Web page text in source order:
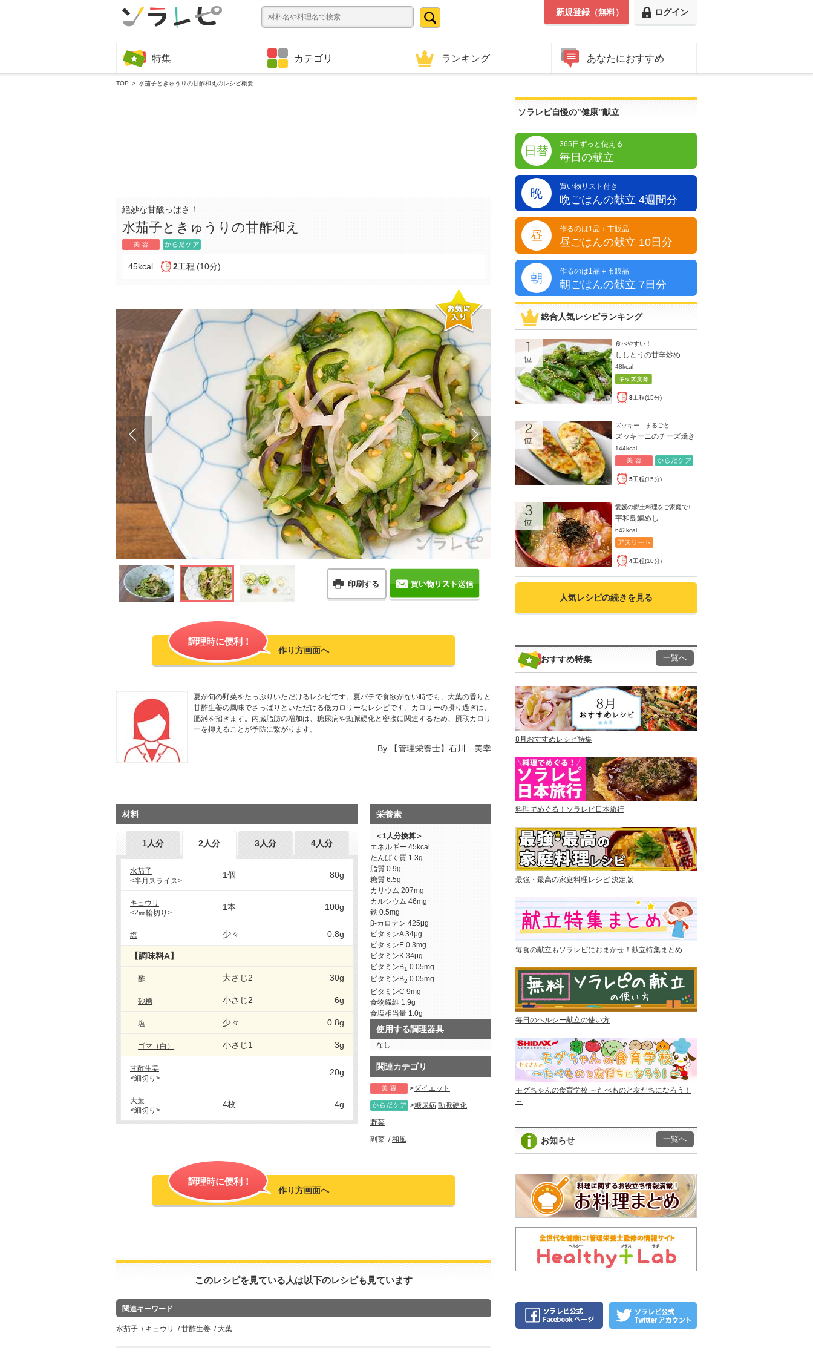
ログイン
新規登録（無料）
特集 カテゴリ ランキング あなたにおすすめ
TOP 水茄子ときゅうりの甘酢和えのレシピ概要
絶妙な甘酸っぱさ！
水茄子ときゅうりの甘酢和え
45kcal 2工程 (10分)
印刷する
調理時に便利！
作り方画面へ
夏が旬の野菜をたっぷりいただけるレシピです。夏バテで食欲がない時でも、大葉の香りと
甘酢生姜の風味でさっぱりといただける低カロリーなレシピです。カロリーの摂り過ぎは、
肥満を招きます。内臓脂肪の増加は、糖尿病や動脈硬化と密接に関連するため、摂取カロリ
ーを抑えることが予防に繋がります。
By 【管理栄養士】石川 美幸
材料
1人分 2人分 3人分 4人分
水茄子
<半月スライス>
1個 80g
キュウリ
<2㎜輪切り>
1本 100g
塩 少々 0.8g
【調味料A】
酢 大さじ2 30g
砂糖 小さじ2 6g
塩 少々 0.8g
ゴマ（白） 小さじ1 3g
甘酢生姜
<細切り>
20g
大葉
<細切り>
4枚 4g
栄養素
＜1人分換算＞
エネルギー 45kcal
たんぱく質 1.3g
脂質 0.9g
糖質 6.5g
カリウム 207mg
カルシウム 46mg
鉄 0.5mg
β-カロテン 425μg
ビタミンA 34μg
ビタミンE 0.3mg
ビタミンK 34μg
ビタミンB1 0.05mg
ビタミンB2 0.05mg
ビタミンC 9mg
食物繊維 1.9g
食塩相当量 1.0g
使用する調理器具
なし
関連カテゴリ
ダイエット
糖尿病 動脈硬化
野菜
副菜
和風
調理時に便利！
作り方画面へ
このレシピを見ている人は以下のレシピも見ています
関連キーワード
水茄子 キュウリ 甘酢生姜 大葉
ソラレピ自慢の"健康"献立
日替 365日ずっと使える
毎日の献立
晩 買い物リスト付き
晩ごはんの献立 4週間分
昼 作るのは1品＋市販品
昼ごはんの献立 10日分
朝 作るのは1品＋市販品
朝ごはんの献立 7日分
総合人気レシピランキング
食べやすい！
ししとうの甘辛炒め
48kcal
3工程(15分)
ズッキーニまるごと
ズッキーニのチーズ焼き
144kcal
5工程(15分)
愛媛の郷土料理をご家庭で♪
宇和島鯛めし
642kcal
4工程(10分)
人気レシピの続きを見る
おすすめ特集 一覧へ
8月おすすめレシピ特集
料理でめぐる！ソラレピ日本旅行
最強・最高の家庭料理レシピ 決定版
毎食の献立もソラレピにおまかせ！献立特集まとめ
毎日のヘルシー献立の使い方
モグちゃんの食育学校 ～たべものと友だちになろう！
～
お知らせ 一覧へ